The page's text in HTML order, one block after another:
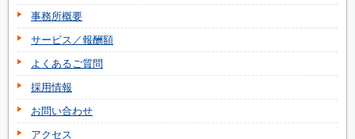
事務所概要
サービス／報酬額
よくあるご質問
採用情報
お問い合わせ
アクセス